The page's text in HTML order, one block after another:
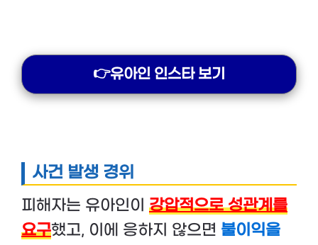
👉유아인 인스타 보기
사건 발생 경위
피해자는 유아인이 강압적으로 성관계를
요구했고, 이에 응하지 않으면 불이익을